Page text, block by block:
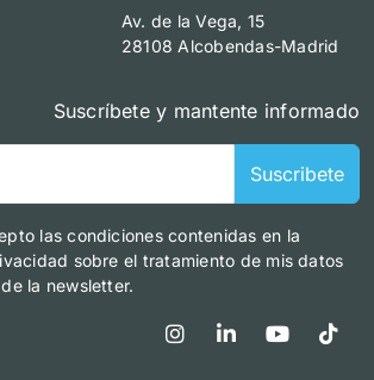
Av. de la Vega, 15
28108 Alcobendas-Madrid
Suscríbete y mantente informado
Suscribete
las condiciones contenidas en la
sobre el tratamiento de mis datos
la newsletter.